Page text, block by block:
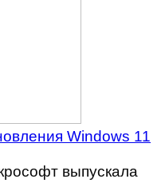
Windows 11
выпускала